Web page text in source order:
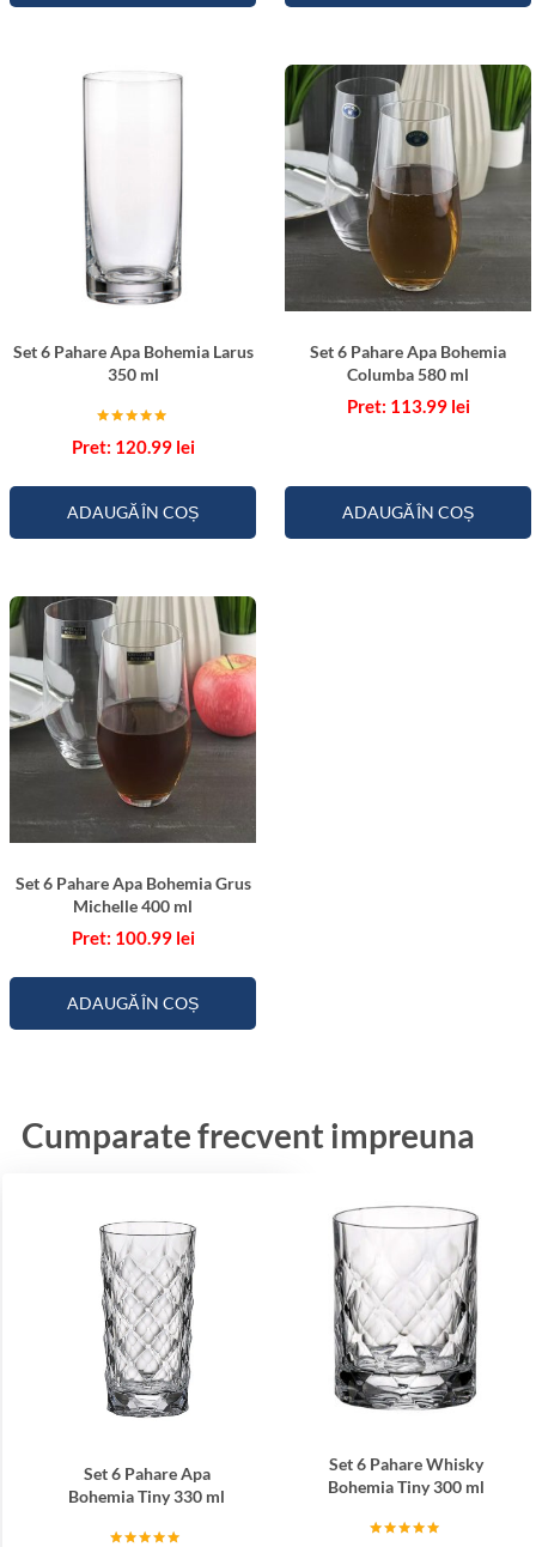
Set 6 Pahare Apa Bohemia Larus
350 ml
5.00
120.99 lei
ADAUGĂ ÎN COȘ
Set 6 Pahare Apa Bohemia
Columba 580 ml
113.99 lei
ADAUGĂ ÎN COȘ
Set 6 Pahare Apa Bohemia Grus
Michelle 400 ml
100.99 lei
ADAUGĂ ÎN COȘ
Cumparate frecvent impreuna
Set 6 Pahare Apa
Bohemia Tiny 330 ml
Set 6 Pahare Whisky
Bohemia Tiny 300 ml